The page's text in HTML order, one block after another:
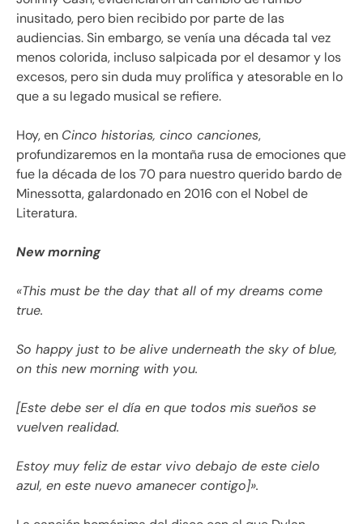
inusitado, pero bien recibido por parte de las
audiencias. Sin embargo, se venía una década tal vez
menos colorida, incluso salpicada por el desamor y los
excesos, pero sin duda muy prolífica y atesorable en lo
que a su legado musical se refiere.
Hoy, en Cinco historias, cinco canciones,
profundizaremos en la montaña rusa de emociones que
fue la década de los 70 para nuestro querido bardo de
Minessotta, galardonado en 2016 con el Nobel de
Literatura.
New morning
«This must be the day that all of my dreams come
true.
So happy just to be alive underneath the sky of blue,
on this new morning with you.
[Este debe ser el día en que todos mis sueños se
vuelven realidad.
Estoy muy feliz de estar vivo debajo de este cielo
azul, en este nuevo amanecer contigo]».